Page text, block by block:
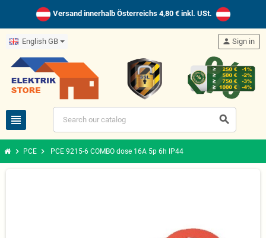
Versand innerhalb Österreichs 4,80 € inkl. USt.
English GB
view_headline search
person Sign in
chevron_right PCE chevron_right PCE 9215-6 COMBO dose 16A 5p 6h IP44